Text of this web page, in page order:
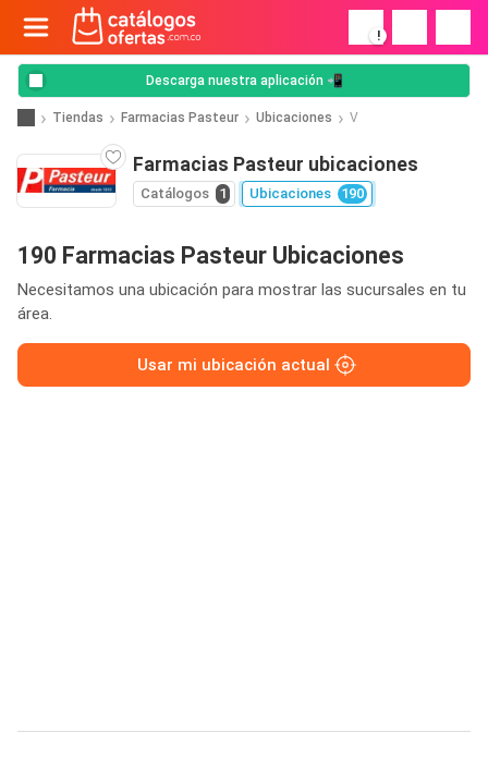
!
Descarga nuestra aplicación 📲
Tiendas Farmacias Pasteur Ubicaciones V
Farmacias Pasteur ubicaciones
Catálogos 1 Ubicaciones 190
190 Farmacias Pasteur Ubicaciones
Necesitamos una ubicación para mostrar las sucursales en tu
área.
Usar mi ubicación actual